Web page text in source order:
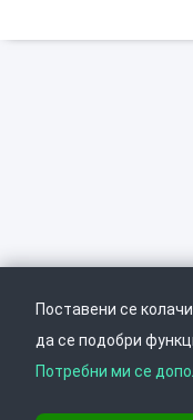
Поставени се
да се подобри
Потребни ми се